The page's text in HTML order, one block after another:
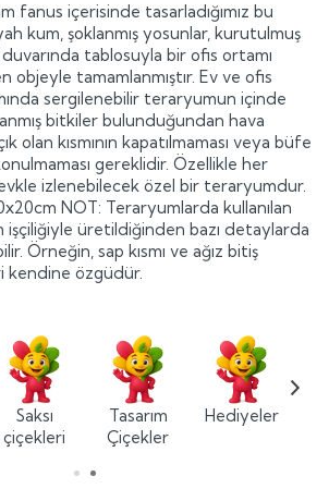
fanus içerisinde tasarladığımız bu
kum, şoklanmış yosunlar, kurutulmuş
tablosuyla bir ofis ortamı
objeyle tamamlanmıştır. Ev ve ofis
sergilenebilir teraryumun içinde
bitkiler bulunduğundan hava
olan kısmının kapatılmaması veya büfe
gereklidir. Özellikle her
izlenebilecek özel bir teraryumdur.
NOT: Teraryumlarda kullanılan
işçiliğiyle üretildiğinden bazı detaylarda
Örneğin, sap kısmı ve ağız bitiş
kendine özgüdür.
Saksı
çiçekleri
Tasarım
Çiçekler
Hediyeler